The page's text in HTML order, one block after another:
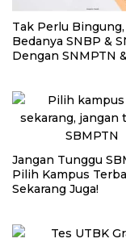
Tak Perlu
Bedanya SNBP &
Dengan SNMPTN &
Jangan Tunggu
Pilih Kampus
Sekarang Juga!